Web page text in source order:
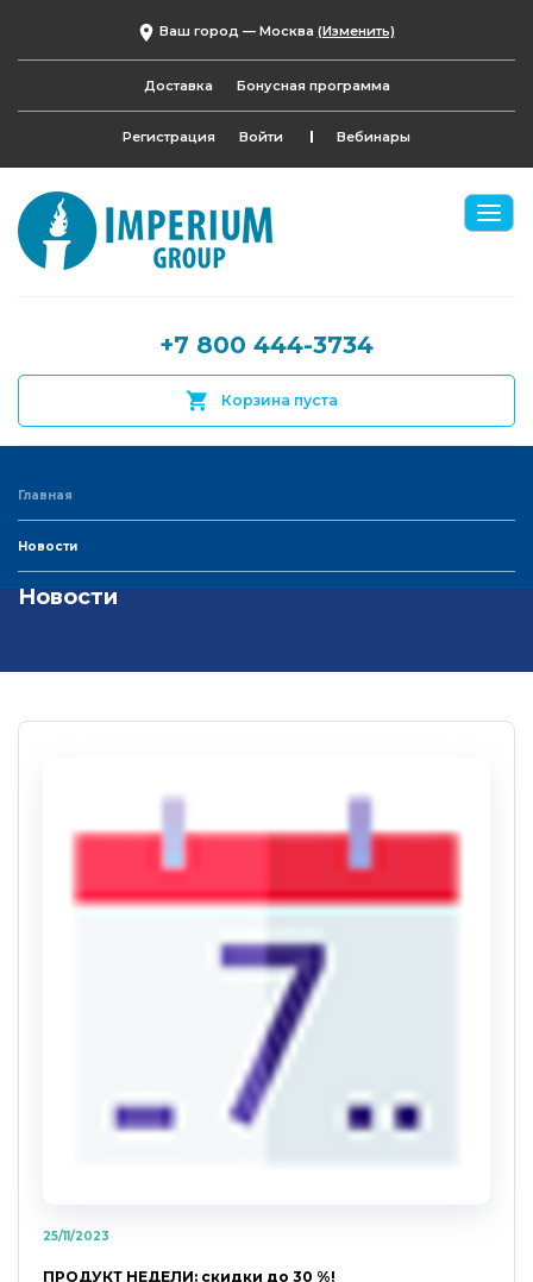
Ваш город — Москва (Изменить)
Доставка Бонусная программа
Регистрация Войти Вебинары
+7 800 444-3734
Корзина пуста
Главная
Новости
Новости
25/11/2023
ПРОДУКТ НЕДЕЛИ: скидки до 30 %!